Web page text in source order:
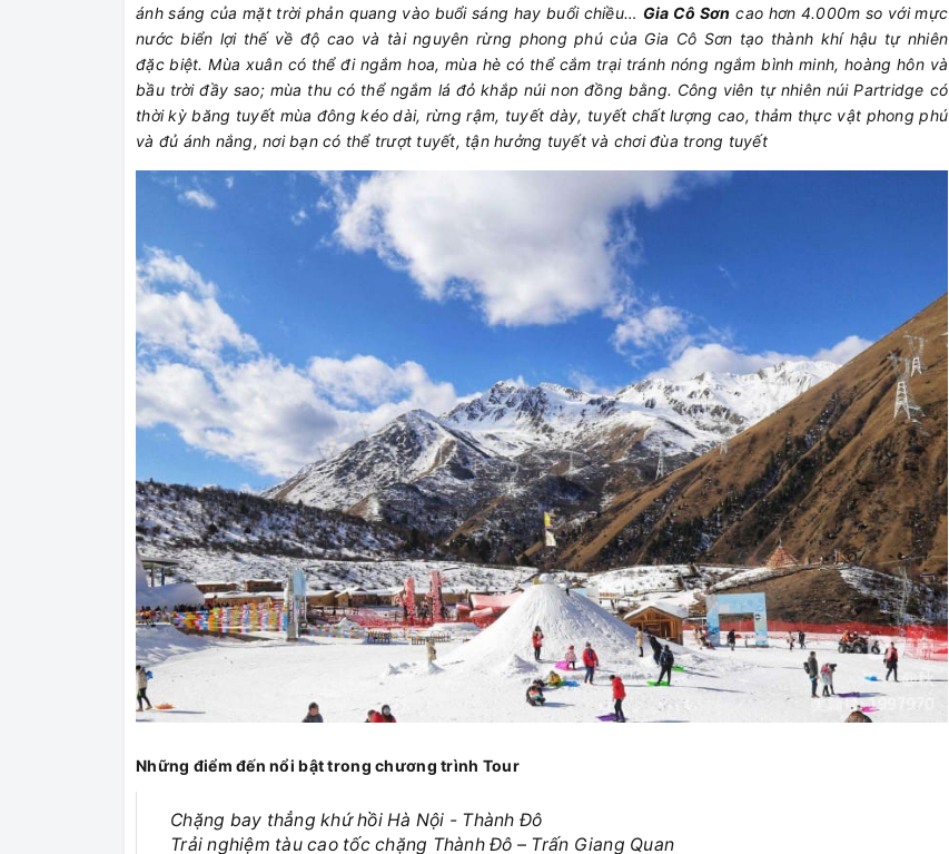
ánh sáng của mặt trời phản quang vào buổi sáng hay buổi chiều… Gia Cô Sơn cao hơn 4.000m so với mực
nước biển lợi thế về độ cao và tài nguyên rừng phong phú của Gia Cô Sơn tạo thành khí hậu tự nhiên
đặc biệt. Mùa xuân có thể đi ngắm hoa, mùa hè có thể cắm trại tránh nóng ngắm bình minh, hoàng hôn và
bầu trời đầy sao; mùa thu có thể ngắm lá đỏ khắp núi non đồng bằng. Công viên tự nhiên núi Partridge có
thời kỳ băng tuyết mùa đông kéo dài, rừng rậm, tuyết dày, tuyết chất lượng cao, thảm thực vật phong phú
và đủ ánh nắng, nơi bạn có thể trượt tuyết, tận hưởng tuyết và chơi đùa trong tuyết
Những điểm đến nổi bật trong chương trình Tour
Chặng bay thẳng khứ hồi Hà Nội - Thành Đô
Trải nghiệm tàu cao tốc chặng Thành Đô – Trấn Giang Quan